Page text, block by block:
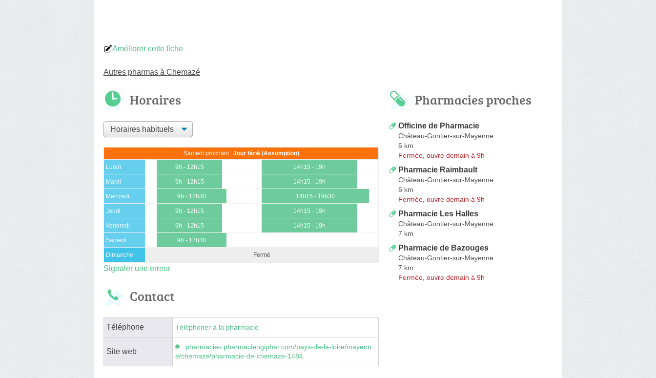
Améliorer cette fiche
Autres pharmas à Chemazé
Horaires
Samedi prochain : Jour férié (Assomption)
Lundi 9h - 12h15 14h15 - 19h
Mardi 9h - 12h15 14h15 - 19h
Mercredi 9h - 12h30 14h15 - 19h30
Jeudi 9h - 12h15 14h15 - 19h
Vendredi 9h - 12h15 14h15 - 19h
Samedi 9h - 12h30
Dimanche Fermé
Signaler une erreur
Contact
Téléphone Téléphoner à la pharmacie
Site web
pharmacies.pharmaciengiphar.com/pays-de-la-loire/mayenn
e/chemaze/pharmacie-de-chemaze-1484
Pharmacies proches
Officine de Pharmacie
Château-Gontier-sur-Mayenne
6 km
Fermée, ouvre demain à 9h
Pharmacie Raimbault
Château-Gontier-sur-Mayenne
6 km
Fermée, ouvre demain à 9h
Pharmacie Les Halles
Château-Gontier-sur-Mayenne
7 km
Pharmacie de Bazouges
Château-Gontier-sur-Mayenne
7 km
Fermée, ouvre demain à 9h